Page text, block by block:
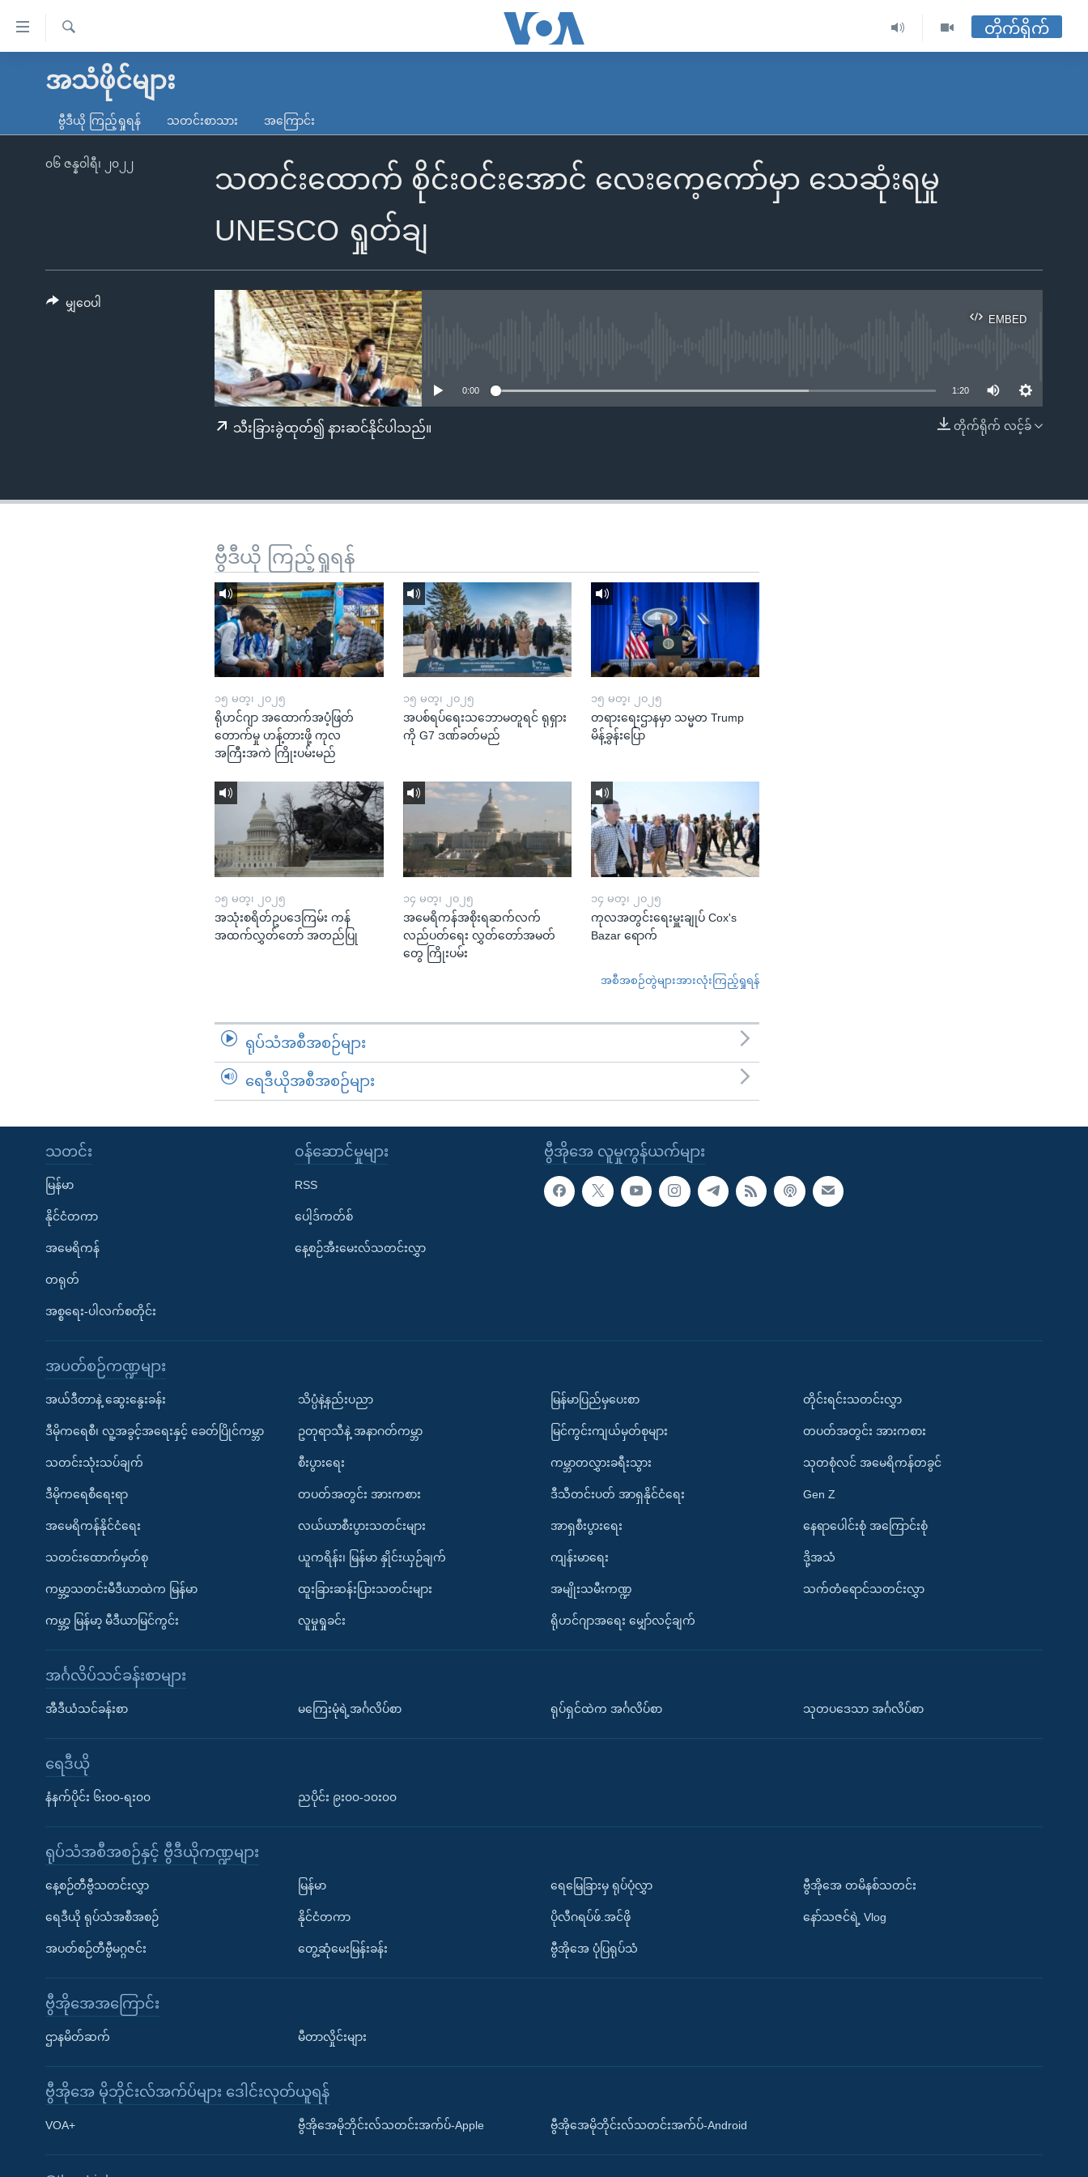
လွယ်ကူ
သည့်
ရန်
မူလစာမျက်နှာ
ကမ္ဘာ့သတင်းများ
နိုင်ငံတကာ
မကြေးမုံရဲ့ အင်္ဂလိပ်စာ
ရေဒီယို
ရေဒီယိုနှင့်ရုပ်သံ အချက်အလက်များ
Learning English
ရ
တိုက်ရိုက်
အသံဖိုင်များ
ဗွီဒီယို ကြည့်ရှုရန် သတင်းစာသား အကြောင်း
သတင်းထောက် စိုင်းဝင်းအောင် လေးကေ့ကော်မှာ သေဆုံးရမှု
UNESCO ရှုတ်ချ
၀၆ ဇန္နဝါရီ၊ ၂၀၂၂
EMBED
EMBED
0:00 1:20
တိုက်ရိုက် လင့်ခ်
သီးခြားခွဲထုတ်၍ နားဆင်နိုင်ပါသည်။
မျှဝေပါ
ဗွီဒီယို ကြည့်ရှုရန်
၁၅ မတ္၊ ၂၀၂၅
ရိုဟင်ဂျာ အထောက်အပံ့ဖြတ်
တောက်မှု ဟန့်တားဖို့ ကုလ
အကြီးအကဲ ကြိုးပမ်းမည်
၁၅ မတ္၊ ၂၀၂၅
အပစ်ရပ်ရေးသဘောမတူရင် ရုရှား
ကို G7 ဒဏ်ခတ်မည်
၁၅ မတ္၊ ၂၀၂၅
တရားရေးဌာနမှာ သမ္မတ Trump
မိန့်ခွန်းပြော
၁၅ မတ္၊ ၂၀၂၅
အသုံးစရိတ်ဥပဒေကြမ်း ကန်
အထက်လွှတ်တော် အတည်ပြု
၁၄ မတ္၊ ၂၀၂၅
အမေရိကန်အစိုးရဆက်လက်
လည်ပတ်ရေး လွှတ်တော်အမတ်
တွေ ကြိုးပမ်း
၁၄ မတ္၊ ၂၀၂၅
ကုလအတွင်းရေးမှူးချုပ် Cox's
Bazar ရောက်
အစီအစဉ်တွဲများအားလုံးကြည့်ရှုရန်
ရုပ်သံအစီအစဉ်များ
ရေဒီယိုအစီအစဉ်များ
ဗွီအိုအေ လူမှုကွန်ယက်များ
သတင်း
မြန်မာ
နိုင်ငံတကာ
အမေရိကန်
တရုတ်
အစ္စရေး-ပါလက်စတိုင်း
၀န်ဆောင်မှုများ
RSS
ပေါ့ဒ်ကတ်စ်
နေ့စဉ်အီးမေးလ်သတင်းလွှာ
အပတ်စဉ်ကဏ္ဍများ
အယ်ဒီတာနဲ့ ဆွေးနွေးခန်း
ဒီမိုကရေစီ၊ လူ့အခွင့်အရေးနှင့် ခေတ်ပြိုင်ကမ္ဘာ
သတင်းသုံးသပ်ချက်
ဒီမိုကရေစီရေးရာ
အမေရိကန်နိုင်ငံရေး
သတင်းထောက်မှတ်စု
ကမ္ဘာ့သတင်းမီဒီယာထဲက မြန်မာ
ကမ္ဘာ့ မြန်မာ့ မီဒီယာမြင်ကွင်း
သိပ္ပံနဲ့နည်းပညာ
ဥတုရာသီနဲ့ အနာဂတ်ကမ္ဘာ
စီးပွားရေး
တပတ်အတွင်း အားကစား
လယ်ယာစီးပွားသတင်းများ
ယူကရိန်း၊ မြန်မာ နှိုင်းယှဉ်ချက်
ထူးခြားဆန်းပြားသတင်းများ
လူမှုရှုခင်း
မြန်မာပြည်မှပေးစာ
မြင်ကွင်းကျယ်မှတ်စုများ
ကမ္ဘာတလွှားခရီးသွား
ဒီသီတင်းပတ် အာရှနိုင်ငံရေး
အာရှစီးပွားရေး
ကျန်းမာရေး
အမျိုးသမီးကဏ္ဍ
ရိုဟင်ဂျာအရေး မျှော်လင့်ချက်
တိုင်းရင်းသတင်းလွှာ
တပတ်အတွင်း အားကစား
သုတစုံလင် အမေရိကန်တခွင်
Gen Z
နေရာပေါင်းစုံ အကြောင်းစုံ
ဒို့အသံ
သက်တံရောင်သတင်းလွှာ
အင်္ဂလိပ်သင်ခန်းစာများ
အီဒီယံသင်ခန်းစာ မကြေးမုံရဲ့အင်္ဂလိပ်စာ ရုပ်ရှင်ထဲက အင်္ဂလိပ်စာ သုတပဒေသာ အင်္ဂလိပ်စာ
ရေဒီယို
နံနက်ပိုင်း ၆း၀၀-ရး၀၀ ညပိုင်း ၉း၀၀-၁၀း၀၀
ရုပ်သံအစီအစဉ်နှင့် ဗွီဒီယိုကဏ္ဍများ
နေ့စဉ်တီဗွီသတင်းလွှာ
ရေဒီယို ရုပ်သံအစီအစဉ်
အပတ်စဉ်တီဗွီမဂ္ဂဇင်း
မြန်မာ
နိုင်ငံတကာ
တွေ့ဆုံမေးမြန်းခန်း
ရေမြေခြားမှ ရုပ်ပုံလွှာ
ပိုလီဂရပ်ဖ်.အင်ဖို
ဗွီအိုအေ ပုံပြရုပ်သံ
ဗွီအိုအေ တမိနစ်သတင်း
နော်သဇင်ရဲ့ Vlog
ဗွီအိုအေအကြောင်း
ဌာနမိတ်ဆက် မီတာလှိုင်းများ
ဗွီအိုအေ မိုဘိုင်းလ်အက်ပ်များ ဒေါင်းလုတ်ယူရန်
VOA+ ဗွီအိုအေမိုဘိုင်းလ်သတင်းအက်ပ်-Apple ဗွီအိုအေမိုဘိုင်းလ်သတင်းအက်ပ်-Android